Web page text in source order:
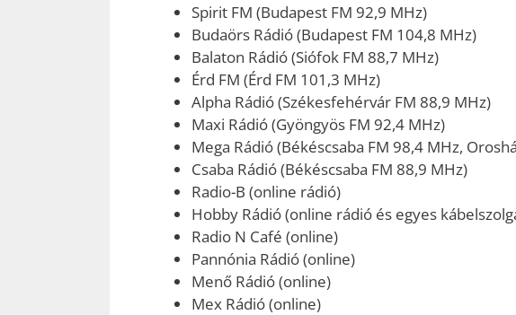
Spirit FM (Budapest FM 92,9 MHz)
Budaörs Rádió (Budapest FM 104,8 MHz)
Balaton Rádió (Siófok FM 88,7 MHz)
Érd FM (Érd FM 101,3 MHz)
Alpha Rádió (Székesfehérvár FM 88,9 MHz)
Maxi Rádió (Gyöngyös FM 92,4 MHz)
Mega Rádió (Békéscsaba FM 98,4 MHz,
Csaba Rádió (Békéscsaba FM 88,9 MHz)
Radio-B (online rádió)
Hobby Rádió (online rádió és egyes
Radio N Café (online)
Pannónia Rádió (online)
Menő Rádió (online)
Mex Rádió (online)